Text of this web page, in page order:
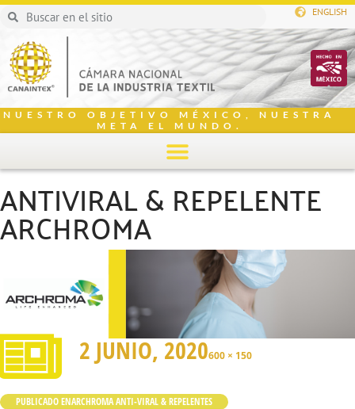
ENGLISH
NUESTRO OBJETIVO MÉXICO, NUESTRA
META EL MUNDO.
ANTIVIRAL & REPELENTE
ARCHROMA
2 JUNIO, 2020600 × 150
PUBLICADO ENARCHROMA ANTI-VIRAL & REPELENTES